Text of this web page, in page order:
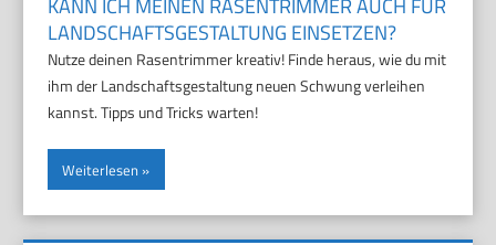
LANDSCHAFTSGESTALTUNG EINSETZEN?
Nutze deinen Rasentrimmer kreativ! Finde heraus, wie du mit
ihm der Landschaftsgestaltung neuen Schwung verleihen
kannst. Tipps und Tricks warten!
Weiterlesen